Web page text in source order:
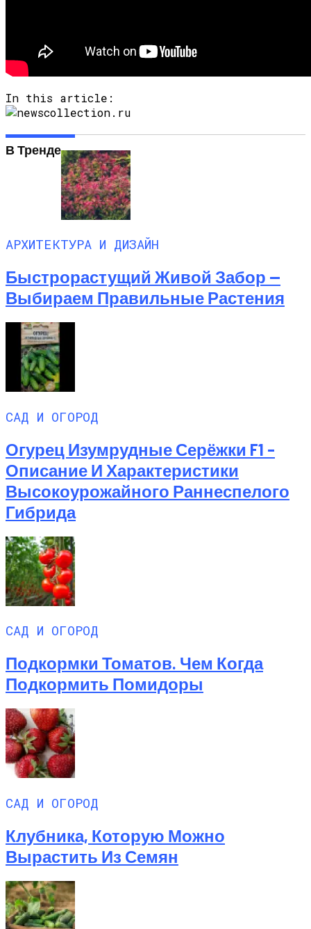
In this article:
В Тренде
АРХИТЕКТУРА И ДИЗАЙН
Быстрорастущий Живой Забор —
Выбираем Правильные Растения
САД И ОГОРОД
Огурец Изумрудные Серёжки F1 –
Описание И Характеристики
Высокоурожайного Раннеспелого
Гибрида
САД И ОГОРОД
Подкормки Томатов. Чем Когда
Подкормить Помидоры
САД И ОГОРОД
Клубника, Которую Можно
Вырастить Из Семян